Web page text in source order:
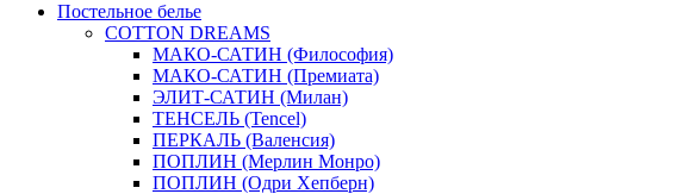
Постельное белье
COTTON DREAMS
МАКО-САТИН (Философия)
МАКО-САТИН (Премиата)
ЭЛИТ-САТИН (Милан)
ТЕНСЕЛЬ (Tencel)
ПЕРКАЛЬ (Валенсия)
ПОПЛИН (Мерлин Монро)
ПОПЛИН (Одри Хепберн)